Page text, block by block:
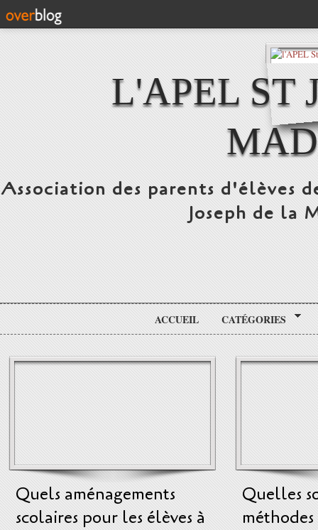
L'APEL ST
Association des parents d'élèves
Joseph de la
ACCUEIL CATÉGORIES
Quels aménagements
scolaires pour les élèves à
Quelles